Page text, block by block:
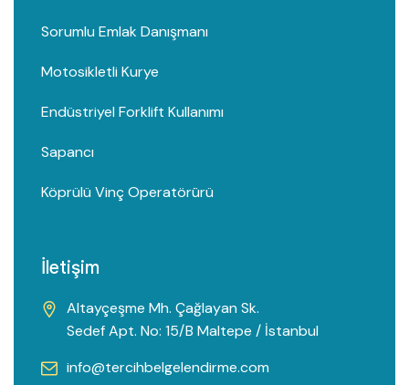
Sorumlu Emlak Danışmanı
Motosikletli Kurye
Endüstriyel Forklift Kullanımı
Sapancı
Köprülü Vinç Operatörü̈rü
İletişim
Altayçeşme Mh. Çağlayan Sk.
Sedef Apt. No: 15/B Maltepe / İstanbul
info@tercihbelgelendirme.com